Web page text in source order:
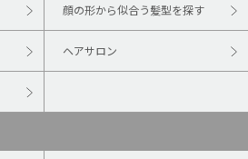
顔の形から似合う髪型を探す
ヘアサロン